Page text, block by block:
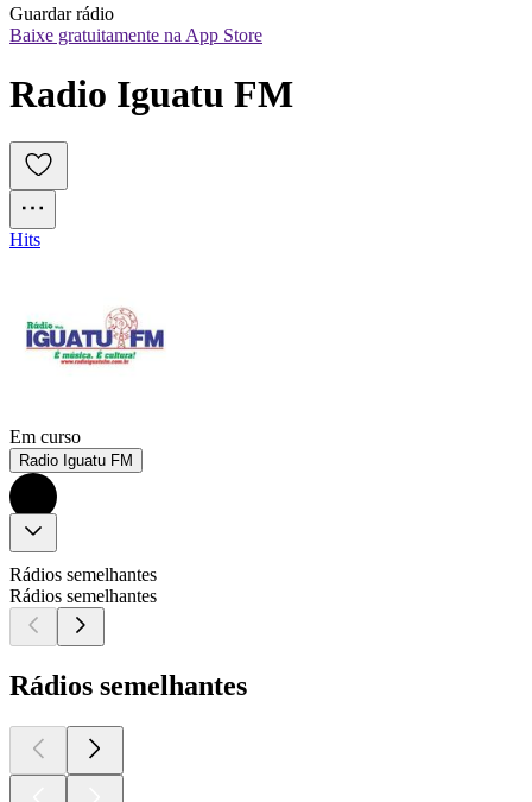
Guardar rádio
Baixe gratuitamente na App Store
Radio Iguatu FM
Hits
Em curso
Radio Iguatu FM
Rádios semelhantes
Rádios semelhantes
Rádios semelhantes